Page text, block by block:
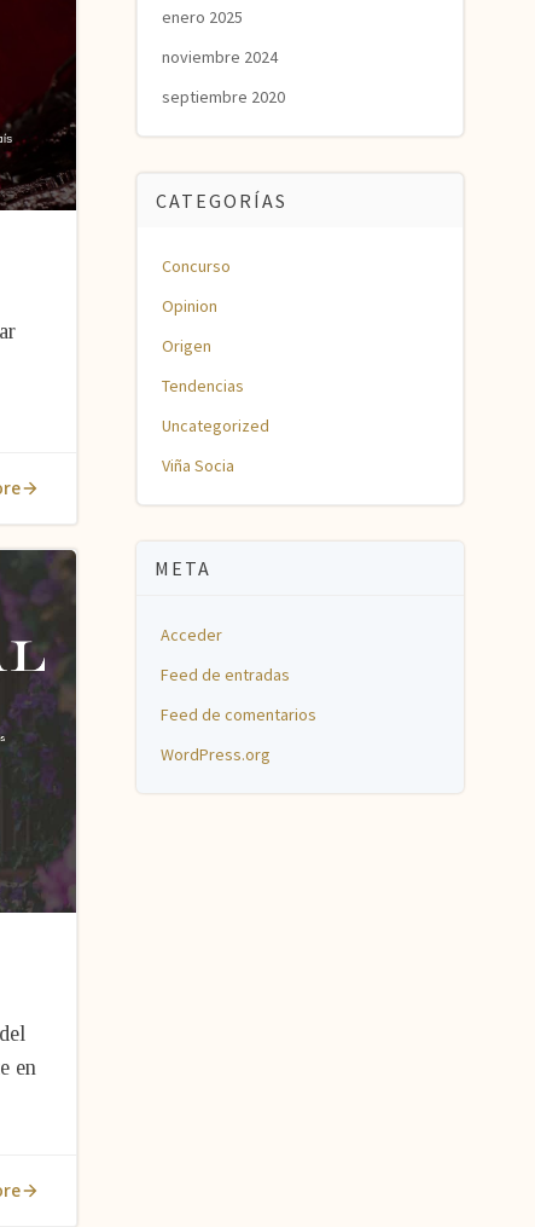
en
enero 2025
noviembre 2024
septiembre 2020
CATEGORÍAS
Concurso
Opinion
Origen
Tendencias
Uncategorized
Viña Socia
META
Acceder
Feed de entradas
Feed de comentarios
WordPress.org